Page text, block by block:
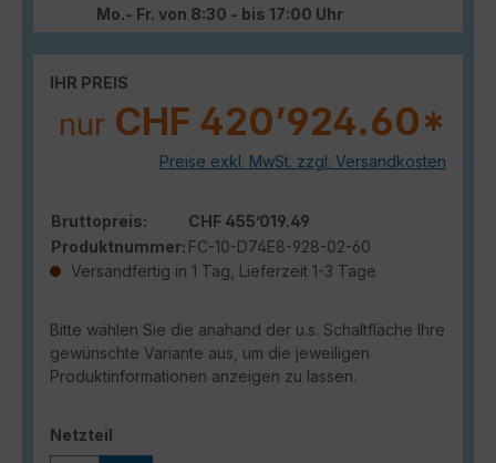
Mo.- Fr. von 8:30 - bis 17:00 Uhr
IHR PREIS
nur CHF 420’924.60*
Preise exkl. MwSt. zzgl. Versandkosten
Bruttopreis:
CHF 455’019.49
Produktnummer: FC-10-D74E8-928-02-60
Versandfertig in 1 Tag, Lieferzeit 1-3 Tage
Bitte wählen Sie die anahand der u.s. Schaltfläche Ihre
gewünschte Variante aus, um die jeweiligen
Produktinformationen anzeigen zu lassen.
Netzteil